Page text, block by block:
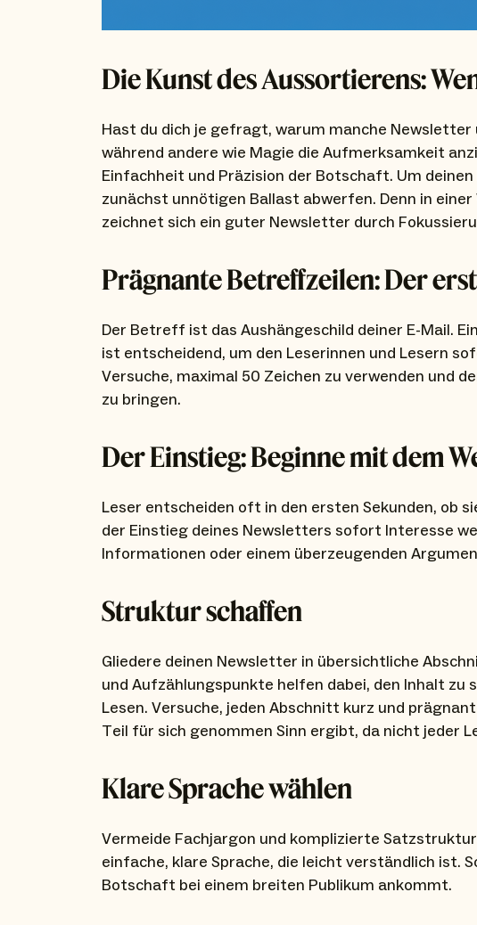
Die Kunst des Aussortierens:
Hast du dich je gefragt, warum manche Newsletter
während andere wie Magie die Aufmerksamkeit
Einfachheit und Präzision der Botschaft. Um
zunächst unnötigen Ballast abwerfen. Denn in
zeichnet sich ein guter Newsletter durch
Prägnante Betreffzeilen: Der
Der Betreff ist das Aushängeschild deiner E-Mail.
ist entscheidend, um den Leserinnen und Lesern
Versuche, maximal 50 Zeichen zu verwenden und
zu bringen.
Der Einstieg: Beginne mit dem
Leser entscheiden oft in den ersten Sekunden, ob
der Einstieg deines Newsletters sofort Interesse
Informationen oder einem überzeugenden
Struktur schaffen
Gliedere deinen Newsletter in übersichtliche
und Aufzählungspunkte helfen dabei, den Inhalt
Lesen. Versuche, jeden Abschnitt kurz und
Teil für sich genommen Sinn ergibt, da nicht jeder
Klare Sprache wählen
Vermeide Fachjargon und komplizierte
einfache, klare Sprache, die leicht verständlich ist.
Botschaft bei einem breiten Publikum ankommt.